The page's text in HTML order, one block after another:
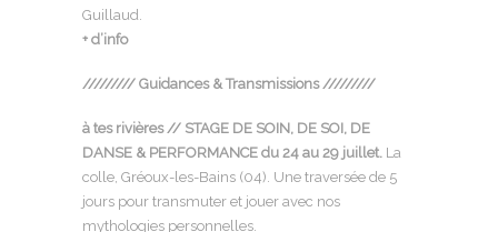
Guillaud.
+ d’info
///////// Guidances & Transmissions /////////
à tes rivières // STAGE DE SOIN, DE SOI, DE
DANSE & PERFORMANCE du 24 au 29 juillet. La
colle, Gréoux-les-Bains (04). Une traversée de 5
jours pour transmuter et jouer avec nos
mythologies personnelles.